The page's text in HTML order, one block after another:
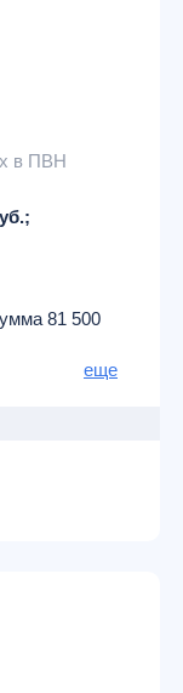
в ПВН
81 500
по счету
еще